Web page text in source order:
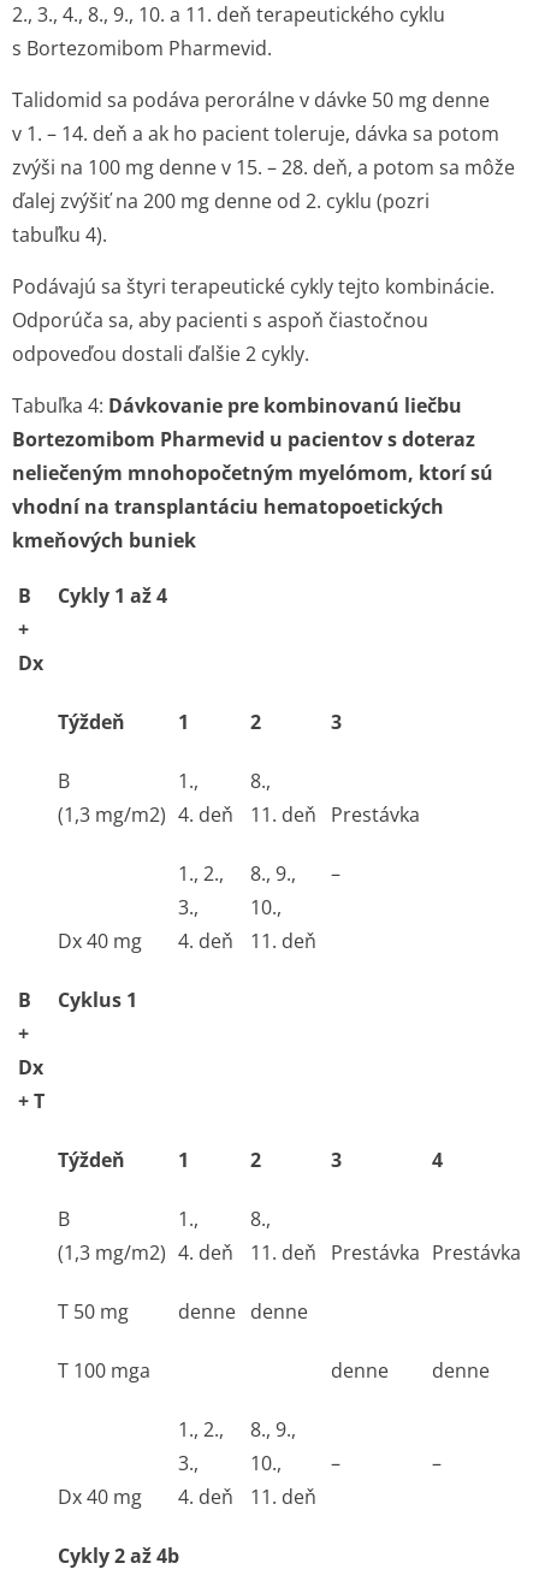
2., 3., 4., 8., 9., 10. a 11. deň terapeutického cyklu
s Bortezomibom Pharmevid.
Talidomid sa podáva perorálne v dávke 50 mg denne
v 1. – 14. deň a ak ho pacient toleruje, dávka sa potom
zvýši na 100 mg denne v 15. – 28. deň, a potom sa môže
ďalej zvýšiť na 200 mg denne od 2. cyklu (pozri
tabuľku 4).
Podávajú sa štyri terapeutické cykly tejto kombinácie.
Odporúča sa, aby pacienti s aspoň čiastočnou
odpoveďou dostali ďalšie 2 cykly.
Tabuľka 4: Dávkovanie pre kombinovanú liečbu
Bortezomibom Pharmevid u pacientov s doteraz
neliečeným mnohopočetným myelómom, ktorí sú
vhodní na transplantáciu hematopoetických
kmeňových buniek
B
+
Dx
Cykly 1 až 4
Týždeň 1 2 3
B
(1,3 mg/m2)
1.,
4. deň
8.,
11. deň
Prestávka
Dx 40 mg
1., 2.,
3.,
4. deň
8., 9.,
10.,
11. deň
–
B
+
Dx
+ T
Cyklus 1
Týždeň 1 2 3 4
B
(1,3 mg/m2)
1.,
4. deň
8.,
11. deň
Prestávka Prestávka
T 50 mg denne denne
T 100 mga denne denne
Dx 40 mg
1., 2.,
3.,
4. deň
8., 9.,
10.,
11. deň
– –
Cykly 2 až 4b